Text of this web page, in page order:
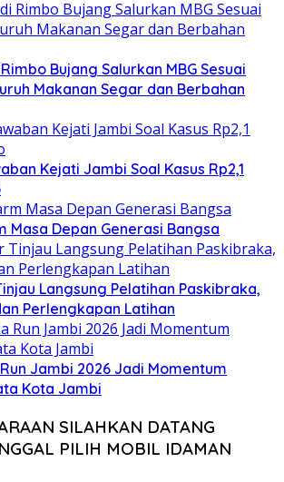
Bujang Salurkan MBG Sesuai
Makanan Segar dan Berbahan
Kejati Jambi Soal Kasus Rp2,1
Masa Depan Generasi Bangsa
Langsung Pelatihan Paskibraka,
Perlengkapan Latihan
Jambi 2026 Jadi Momentum
Kota Jambi
SILAHKAN DATANG
PILIH MOBIL IDAMAN